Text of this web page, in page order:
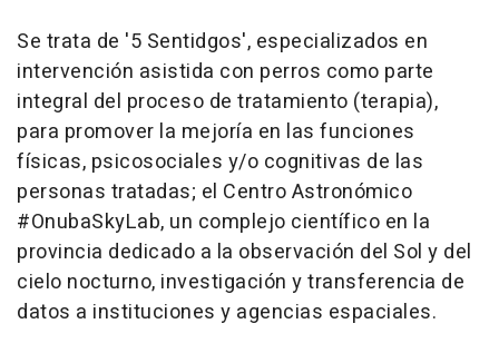
Se trata de '5 Sentidgos', especializados en
intervención asistida con perros como parte
integral del proceso de tratamiento (terapia),
para promover la mejoría en las funciones
físicas, psicosociales y/o cognitivas de las
personas tratadas; el Centro Astronómico
#OnubaSkyLab, un complejo científico en la
provincia dedicado a la observación del Sol y del
cielo nocturno, investigación y transferencia de
datos a instituciones y agencias espaciales.